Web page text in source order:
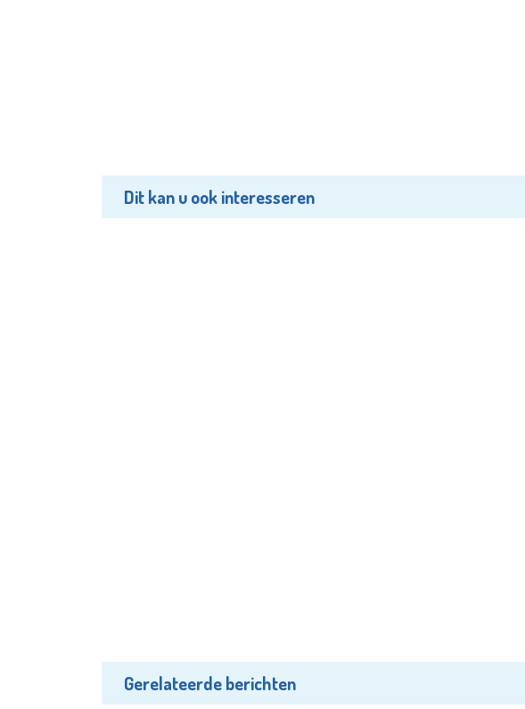
Dit kan u ook interesseren
Gerelateerde berichten